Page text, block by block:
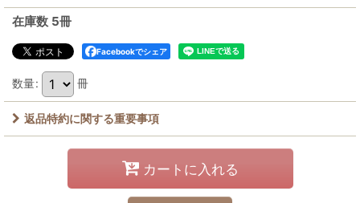
在庫数 5冊
Facebookでシェア
数量: 冊
返品特約に関する重要事項
カートに入れる